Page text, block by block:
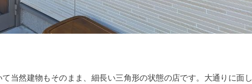
当然建物もそのまま、細長い三角形の状態の店です。大通りに面し